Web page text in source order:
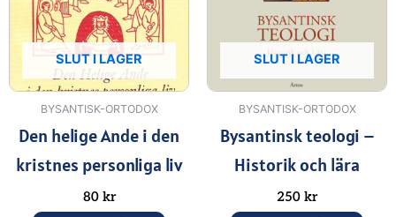
SLUT I LAGER
BYSANTISK-ORTODOX
Den helige Ande i den
kristnes personliga liv
80 kr
SLUT I LAGER
BYSANTISK-ORTODOX
Bysantinsk teologi –
Historik och lära
250 kr